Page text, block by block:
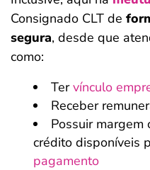
Consignado CLT de
segura, desde que
como:
Tervínculo
Receber
Possuir margem
crédito disponíveis
pagamento